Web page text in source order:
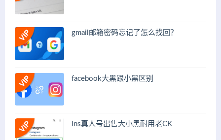
gmail邮箱密码忘记了怎么找回？
facebook大黑跟小黑区别
ins真人号出售大小黑耐用老CK